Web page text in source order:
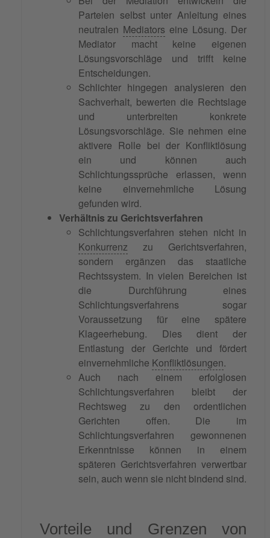
Parteien selbst unter Anleitung eines
neutralen Mediators eine Lösung. Der
Mediator macht keine eigenen
Lösungsvorschläge und trifft keine
Entscheidungen.
Schlichter hingegen analysieren den
Sachverhalt, bewerten die Rechtslage
und unterbreiten konkrete
Lösungsvorschläge. Sie nehmen eine
aktivere Rolle bei der Konfliktlösung
ein und können auch
Schlichtungssprüche erlassen, wenn
keine einvernehmliche Lösung
gefunden wird.
Verhältnis zu Gerichtsverfahren
Schlichtungsverfahren stehen nicht in
Konkurrenz zu Gerichtsverfahren,
sondern ergänzen das staatliche
Rechtssystem. In vielen Bereichen ist
die Durchführung eines
Schlichtungsverfahrens sogar
Voraussetzung für eine spätere
Klageerhebung. Dies dient der
Entlastung der Gerichte und fördert
einvernehmliche Konfliktlösungen.
Auch nach einem erfolglosen
Schlichtungsverfahren bleibt der
Rechtsweg zu den ordentlichen
Gerichten offen. Die im
Schlichtungsverfahren gewonnenen
Erkenntnisse können in einem
späteren Gerichtsverfahren verwertbar
sein, auch wenn sie nicht bindend sind.
Vorteile und Grenzen von